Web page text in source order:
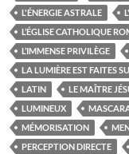
L'ÉNERGIE ASTRALE
L’ÉGLISE CATHOLIQUE
L’IMMENSE PRIVILÈGE
LA LUMIÈRE EST FAITES
LATIN
LE MAÎTRE
LUMINEUX
MÉMORISATION
PERCEPTION DIRECTE